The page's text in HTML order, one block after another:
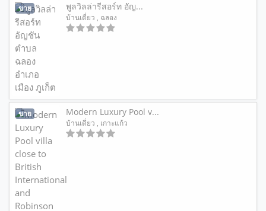
ขาย พูลวิลล่ารีสอร์ท อัญ...
บ้านเดี่ยว , ฉลอง
ขาย Modern Luxury Pool v...
บ้านเดี่ยว , เกาะแก้ว